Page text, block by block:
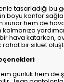
tasarladığı bu
boyu konfor
sunar hem de
hava katarken,
rahat bir siluet
günlük hem de